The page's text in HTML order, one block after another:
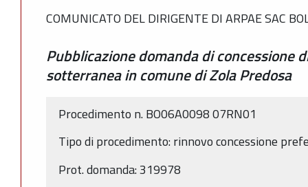
COMUNICATO DEL DIRIGENTE DI ARPAE SAC
Pubblicazione domanda di concessione
sotterranea in comune di Zola Predosa
Procedimento n. BO06A0098 07RN01
Tipo di procedimento: rinnovo concessione
Prot. domanda: 319978